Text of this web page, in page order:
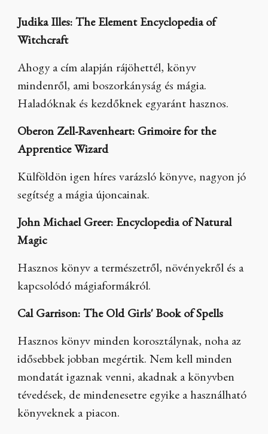
Judika Illes: The Element Encyclopedia of
Witchcraft
Ahogy a cím alapján rájöhettél, könyv
mindenről, ami boszorkányság és mágia.
Haladóknak és kezdőknek egyaránt hasznos.
Oberon Zell-Ravenheart: Grimoire for the
Apprentice Wizard
Külföldön igen híres varázsló könyve, nagyon jó
segítség a mágia újoncainak.
John Michael Greer: Encyclopedia of Natural
Magic
Hasznos könyv a természetről, növényekről és a
kapcsolódó mágiaformákról.
Cal Garrison: The Old Girls' Book of Spells
Hasznos könyv minden korosztálynak, noha az
idősebbek jobban megértik. Nem kell minden
mondatát igaznak venni, akadnak a könyvben
tévedések, de mindenesetre egyike a használható
könyveknek a piacon.